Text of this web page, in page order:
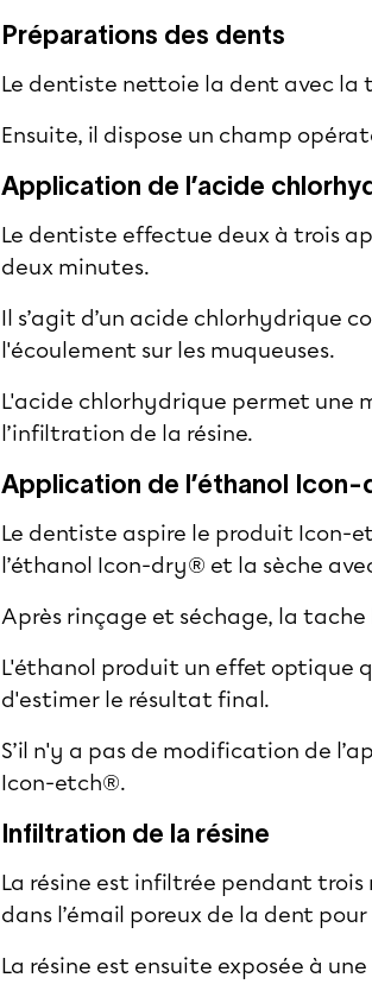
Préparations des dents
Le dentiste nettoie la dent avec la
Ensuite, il dispose un champ
Application de l’acide
Le dentiste effectue deux à trois
deux minutes.
Il s’agit d’un acide chlorhydrique
l'écoulement sur les muqueuses.
L'acide chlorhydrique permet une
l’infiltration de la résine.
Application de l’éthanol
Le dentiste aspire le produit Icon-
l’éthanol Icon-dry® et la sèche
Après rinçage et séchage, la
L'éthanol produit un effet optique
d'estimer le résultat final.
S’il n'y a pas de modification de
Icon-etch®.
Infiltration de la résine
La résine est infiltrée pendant
dans l’émail poreux de la dent pour
La résine est ensuite exposée à